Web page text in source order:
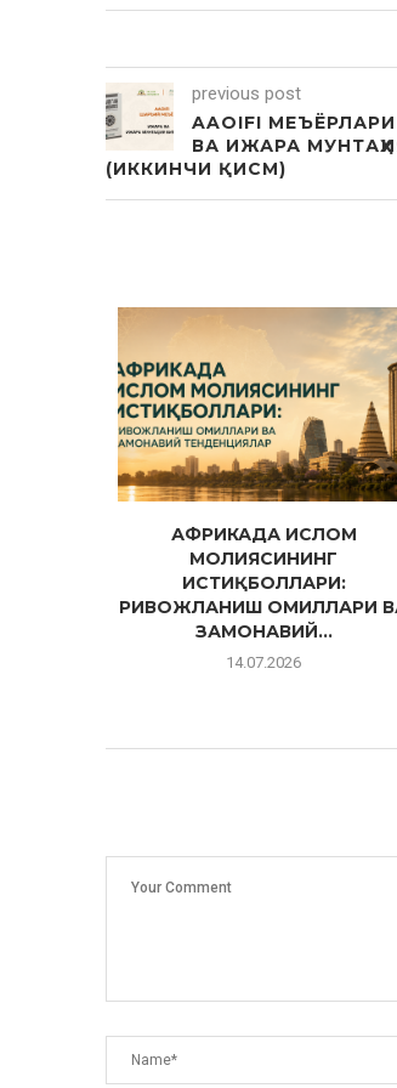
previous post
AAOIFI
ВА ИЖАРА
(ИККИНЧИ ҚИСМ)
АФРИКАДА ИСЛОМ
МОЛИЯСИНИНГ
ИСТИҚБОЛЛАРИ:
РИВОЖЛАНИШ ОМИЛЛАРИ
ЗАМОНАВИЙ...
14.07.2026